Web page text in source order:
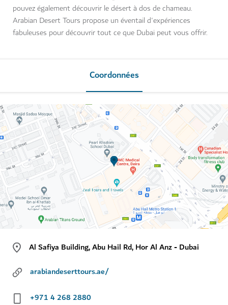
pouvez également découvrir le désert à dos de chameau.
Arabian Desert Tours propose un éventail d'expériences
fabuleuses pour découvrir tout ce que Dubai peut vous offrir.
Coordonnées
Al Safiya Building, Abu Hail Rd, Hor Al Anz - Dubai
arabiandeserttours.ae/
+971 4 268 2880